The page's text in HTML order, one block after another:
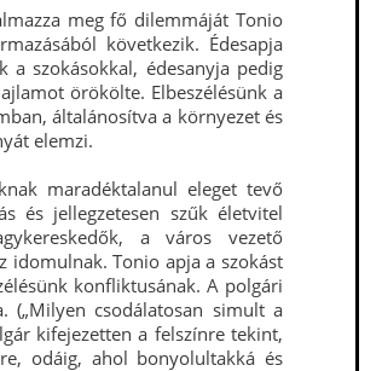
meg fő dilemmáját Tonio
következik. Édesapja
a szokásokkal, édesanyja pedig
örökölte. Elbeszélésünk a
általánosítva a környezet és
elemzi.
maradéktalanul eleget tevő
és jellegzetesen szűk életvitel
a város vezető
idomulnak. Tonio apja a szokást
konfliktusának. A polgári
(„Milyen csodálatosan simult a
kifejezetten a felszínre tekint,
odáig, ahol bonyolultakká és